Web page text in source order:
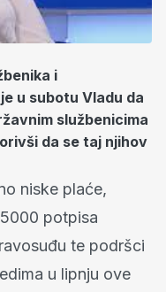
i
u subotu Vladu da
službenicima
da se taj njihov
niske plaće,
potpisa
te podršci
u lipnju ove